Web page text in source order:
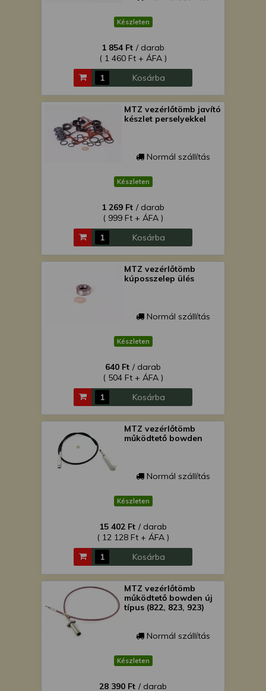
Készleten
1 854 Ft / darab
( 1 460 Ft + ÁFA )
Kosárba
MTZ vezérlőtömb javító
készlet perselyekkel
Normál szállítás
Készleten
1 269 Ft / darab
( 999 Ft + ÁFA )
Kosárba
MTZ vezérlőtömb
kúposszelep ülés
Normál szállítás
Készleten
640 Ft / darab
( 504 Ft + ÁFA )
Kosárba
MTZ vezérlőtömb
működtető bowden
Normál szállítás
Készleten
15 402 Ft / darab
( 12 128 Ft + ÁFA )
Kosárba
MTZ vezérlőtömb
működtető bowden új
típus (822, 823, 923)
Normál szállítás
Készleten
28 390 Ft / darab